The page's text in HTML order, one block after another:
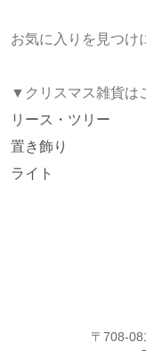
お気に入りを見つ
▼クリスマス雑貨は
リース・ツリー
置き飾り
ライト
〒708-